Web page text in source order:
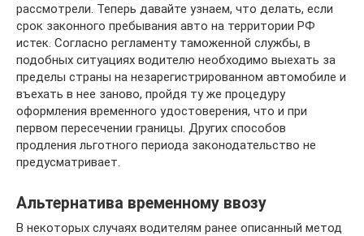
рассмотрели. Теперь давайте узнаем, что делать, если
срок законного пребывания авто на территории РФ
истек. Согласно регламенту таможенной службы, в
подобных ситуациях водителю необходимо выехать за
пределы страны на незарегистрированном автомобиле и
въехать в нее заново, пройдя ту же процедуру
оформления временного удостоверения, что и при
первом пересечении границы. Других способов
продления льготного периода законодательство не
предусматривает.
Альтернатива временному ввозу
В некоторых случаях водителям ранее описанный метод